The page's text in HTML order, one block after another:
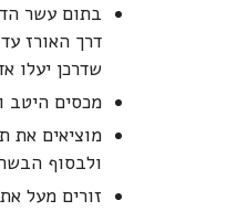
בתום עשר
דרך האורז
שדרכן יעלו
מכסים היטב
מוציאים את
ולבסוף
זורים מעל את